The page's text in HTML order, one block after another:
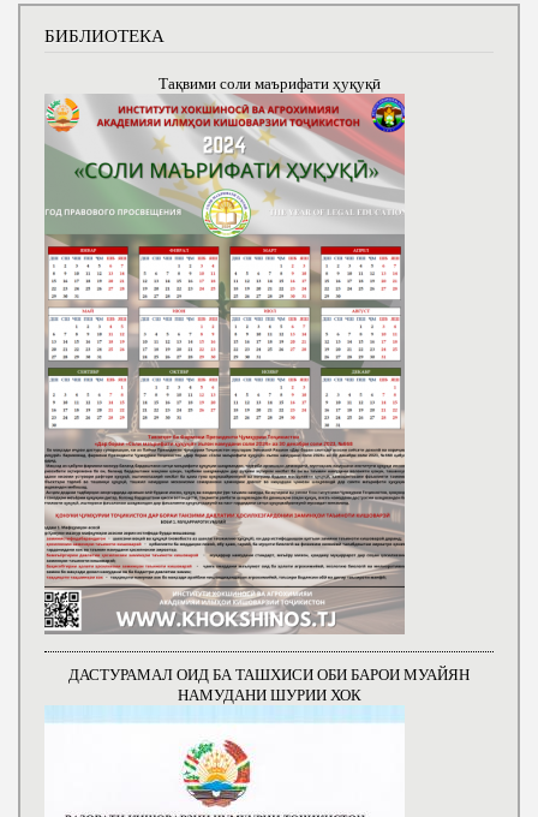
БИБЛИОТЕКА
Тақвими соли маърифати ҳуқуқӣ
ДАСТУРАМАЛ ОИД БА ТАШХИСИ ОБИ БАРОИ МУАЙЯН
НАМУДАНИ ШУРИИ ХОК